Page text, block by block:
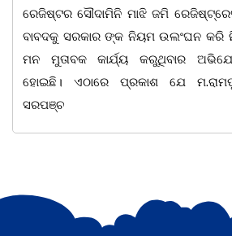
ବନଖଣ୍ଡ ଅଧୀନ କେଗାଁ ରେଞ୍ଜର ବନ
ମାନେ ଗରଗାବ ସେକ୍ସନ ଅଧୀନ କାନ୍ଦୁଲଝର